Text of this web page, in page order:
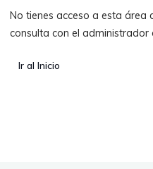
No tienes acceso a esta área
consulta con el administrador
Ir al Inicio